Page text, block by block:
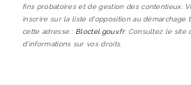
fins probatoires et de gestion des contentieux.
inscrire sur la liste d'opposition au démarchage
cette adresse : Bloctel.gouv.fr. Consultez le site
d’informations sur vos droits.